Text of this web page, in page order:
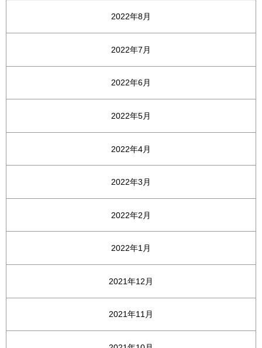
2022年8月
2022年7月
2022年6月
2022年5月
2022年4月
2022年3月
2022年2月
2022年1月
2021年12月
2021年11月